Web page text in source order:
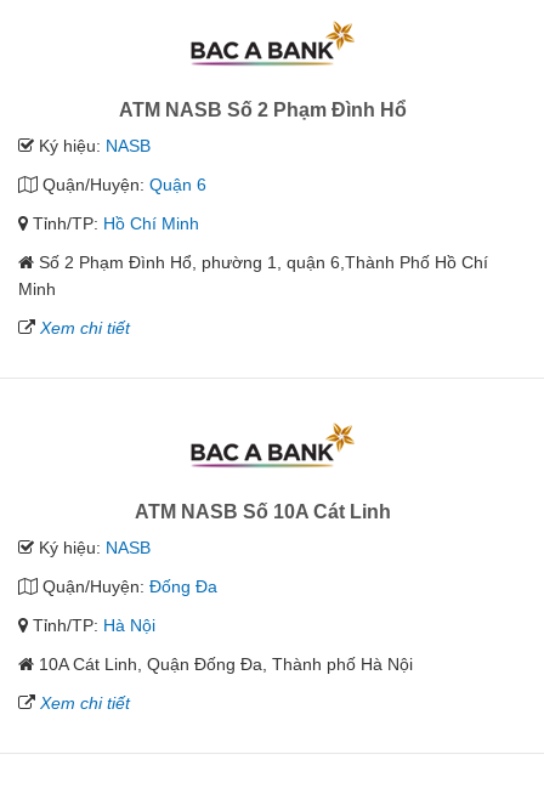
ATM NASB Số 2 Phạm Đình Hổ
Ký hiệu: NASB
Quận/Huyện: Quận 6
Tỉnh/TP: Hồ Chí Minh
Số 2 Phạm Đình Hổ, phường 1, quận 6,Thành Phố Hồ Chí
Minh
Xem chi tiết
ATM NASB Số 10A Cát Linh
Ký hiệu: NASB
Quận/Huyện: Đống Đa
Tỉnh/TP: Hà Nội
10A Cát Linh, Quận Đống Đa, Thành phố Hà Nội
Xem chi tiết